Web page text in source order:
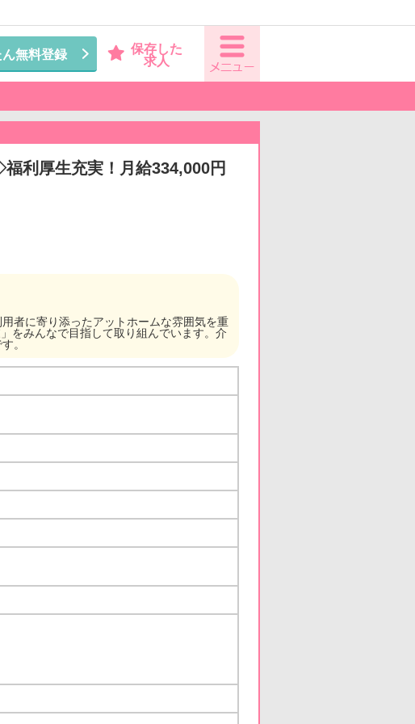
無料登録
保存した
求人
利厚生充実！月給334,000円
者に寄り添ったアットホームな雰囲気を重
をみんなで目指して取り組んでいます。介
。